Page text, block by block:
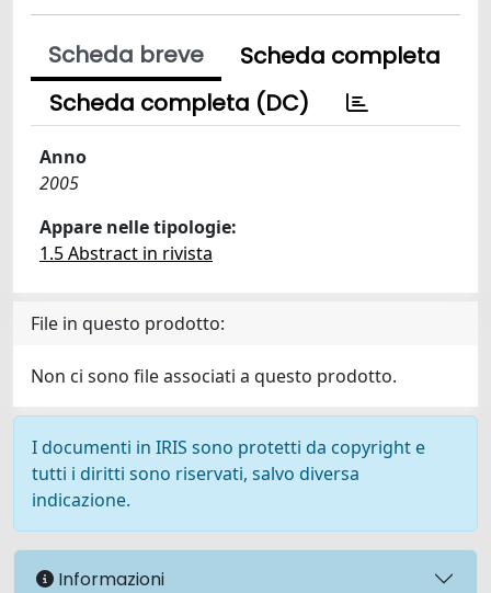
Scheda breve
Scheda completa
Scheda completa (DC)
Anno
2005
Appare nelle tipologie:
1.5 Abstract in rivista
File in questo prodotto:
Non ci sono file associati a questo prodotto.
I documenti in IRIS sono protetti da copyright e
tutti i diritti sono riservati, salvo diversa
indicazione.
Informazioni